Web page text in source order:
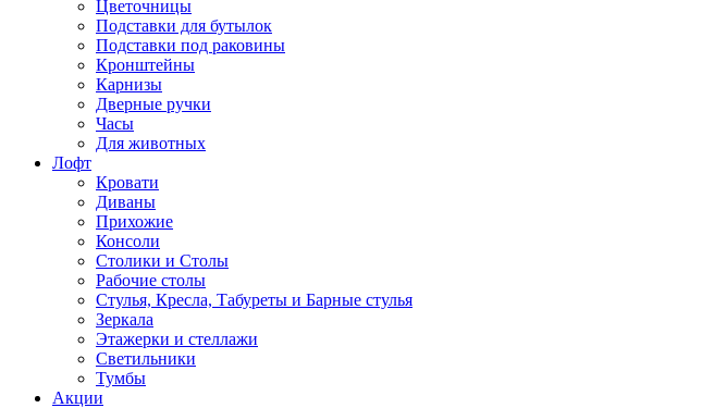
Цветочницы
Подставки для бутылок
Подставки под раковины
Кронштейны
Карнизы
Дверные ручки
Часы
Для животных
Лофт
Кровати
Диваны
Прихожие
Консоли
Столики и Столы
Рабочие столы
Стулья, Кресла, Табуреты и Барные стулья
Зеркала
Этажерки и стеллажи
Светильники
Тумбы
Акции